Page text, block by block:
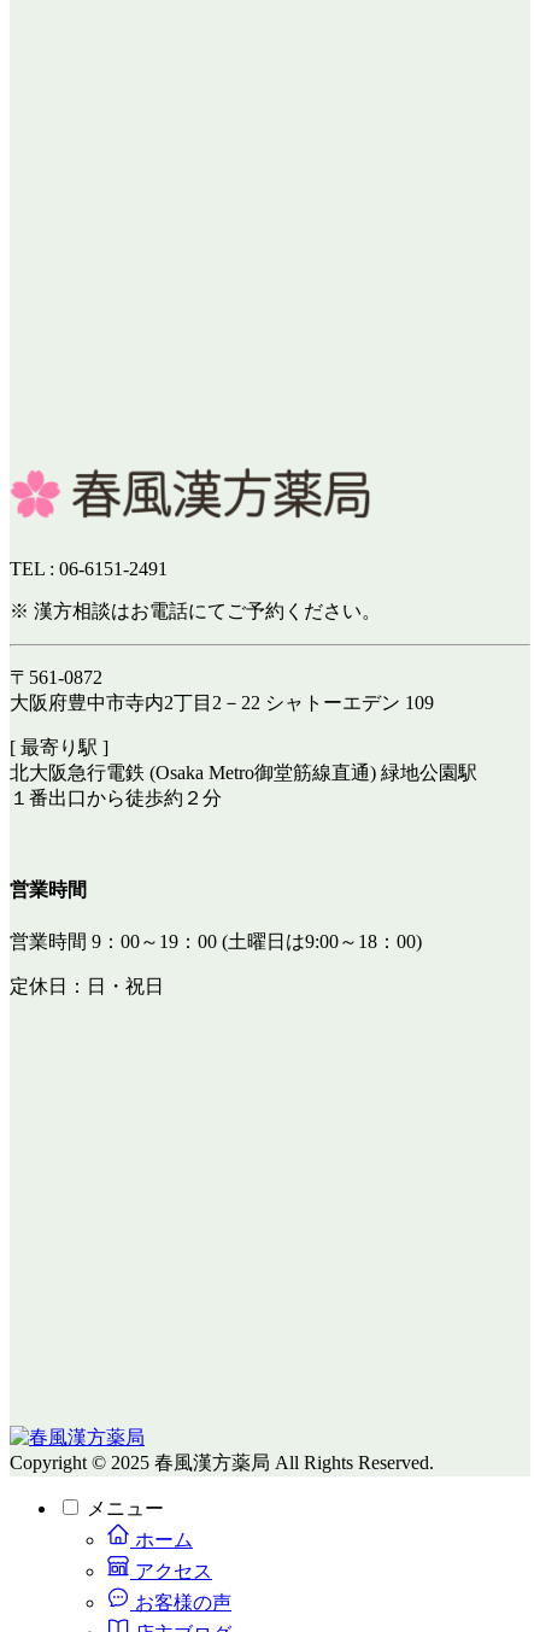
TEL : 06-6151-2491
※ 漢方相談はお電話にてご予約ください。
〒561-0872
大阪府豊中市寺内2丁目2－22 シャトーエデン 109
[ 最寄り駅 ]
北大阪急行電鉄 (Osaka Metro御堂筋線直通) 緑地公園駅
１番出口から徒歩約２分
営業時間
営業時間 9：00～19：00 (土曜日は9:00～18：00)
定休日：日・祝日
Copyright © 2025 春風漢方薬局 All Rights Reserved.
メニュー
ホーム
アクセス
お客様の声